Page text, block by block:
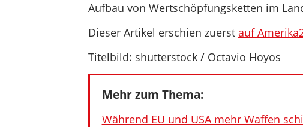
Aufbau von Wertschöpfungsketten im
Dieser Artikel erschien zuerst auf
Titelbild: shutterstock / Octavio Hoyos
Mehr zum Thema:
Während EU und USA mehr Waffen